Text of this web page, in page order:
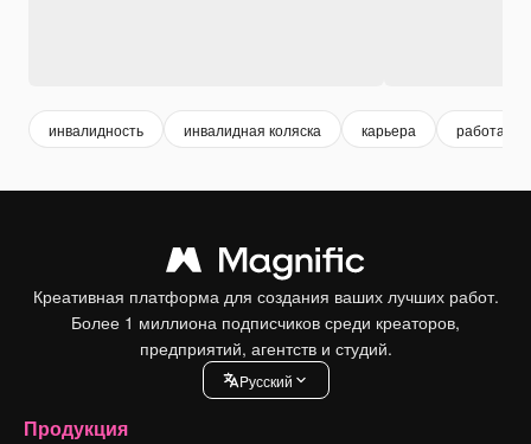
инвалидность инвалидная коляска карьера работает
Креативная платформа для создания ваших лучших работ.
Более 1 миллиона подписчиков среди креаторов,
предприятий, агентств и студий.
Pусский
Продукция